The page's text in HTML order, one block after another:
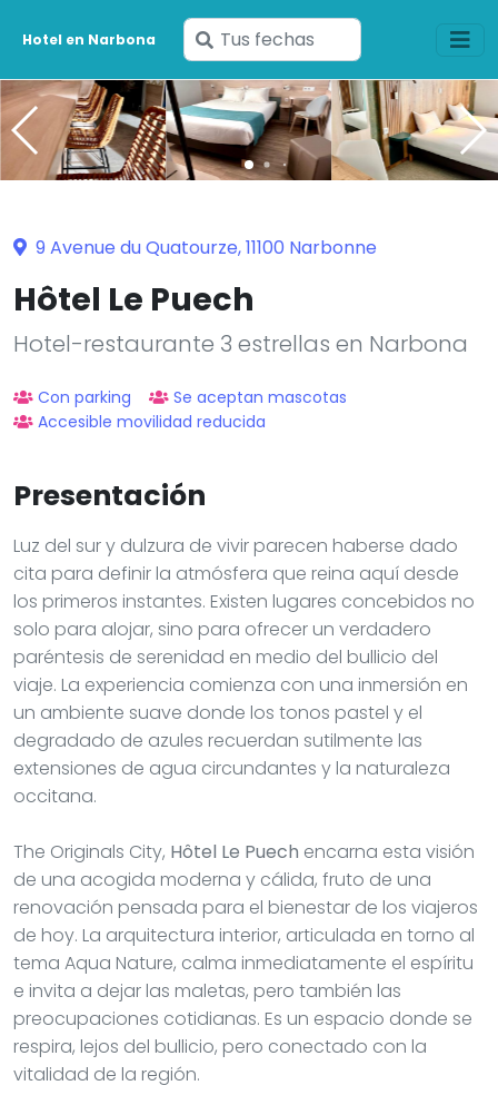
Hotel en Narbona
Ingresa
tus
fechas
9 Avenue du Quatourze, 11100 Narbonne
Hôtel Le Puech
Hotel-restaurante 3 estrellas en Narbona
Con parking
Se aceptan mascotas
Accesible movilidad reducida
Presentación
Luz del sur y dulzura de vivir parecen haberse dado
cita para definir la atmósfera que reina aquí desde
los primeros instantes. Existen lugares concebidos no
solo para alojar, sino para ofrecer un verdadero
paréntesis de serenidad en medio del bullicio del
viaje. La experiencia comienza con una inmersión en
un ambiente suave donde los tonos pastel y el
degradado de azules recuerdan sutilmente las
extensiones de agua circundantes y la naturaleza
occitana.
The Originals City, Hôtel Le Puech encarna esta visión
de una acogida moderna y cálida, fruto de una
renovación pensada para el bienestar de los viajeros
de hoy. La arquitectura interior, articulada en torno al
tema Aqua Nature, calma inmediatamente el espíritu
e invita a dejar las maletas, pero también las
preocupaciones cotidianas. Es un espacio donde se
respira, lejos del bullicio, pero conectado con la
vitalidad de la región.